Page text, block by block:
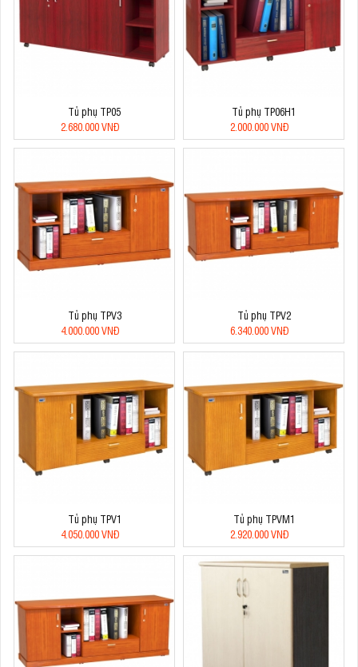
Tủ phụ TP05
2.680.000 VNĐ
Tủ phụ TP06H1
2.000.000 VNĐ
Tủ phụ TPV3
4.000.000 VNĐ
Tủ phụ TPV2
6.340.000 VNĐ
Tủ phụ TPV1
4.050.000 VNĐ
Tủ phụ TPVM1
2.920.000 VNĐ